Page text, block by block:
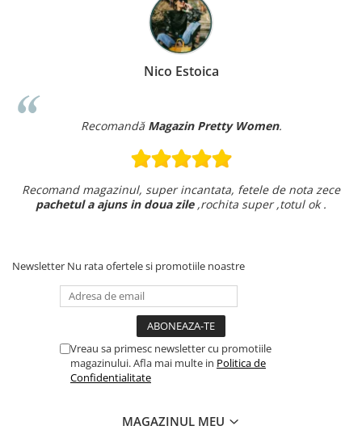
Nico Estoica
Recomandă Magazin Pretty Women.
Recomand magazinul, super incantata, fetele de nota zece
pachetul a ajuns in doua zile,rochita super ,totul ok .
Newsletter Nu rata ofertele si promotiile noastre
Vreau sa primesc newsletter cu promotiile
magazinului. Afla mai multe in Politica de
Confidentialitate
MAGAZINUL MEU